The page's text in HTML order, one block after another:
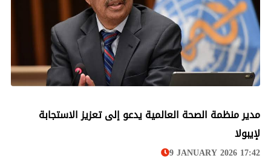
مدير منظمة الصحة العالمية يدعو إلى تعزيز الاستجابة
لإيبولا
9 JANUARY 2026 17:42